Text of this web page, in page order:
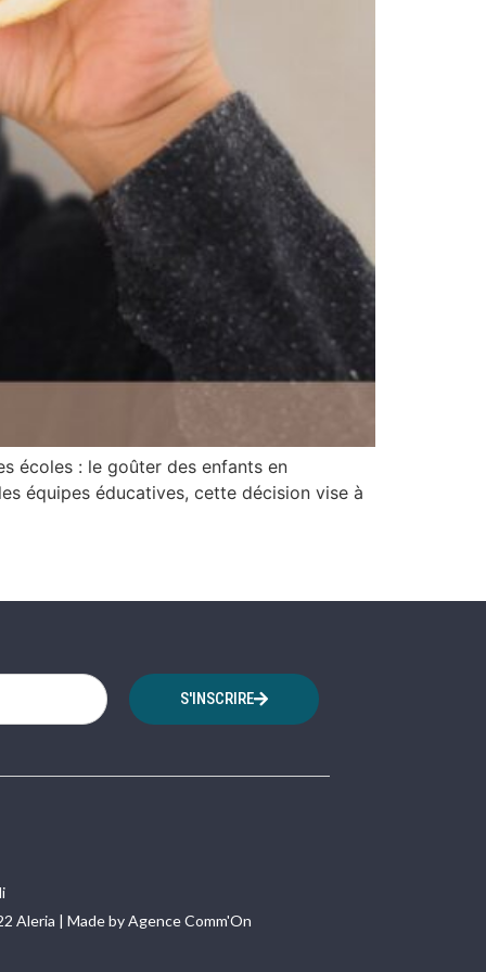
écoles : le goûter des enfants en
équipes éducatives, cette décision vise à
S'INSCRIRE
Aleria | Made by Agence Comm'On